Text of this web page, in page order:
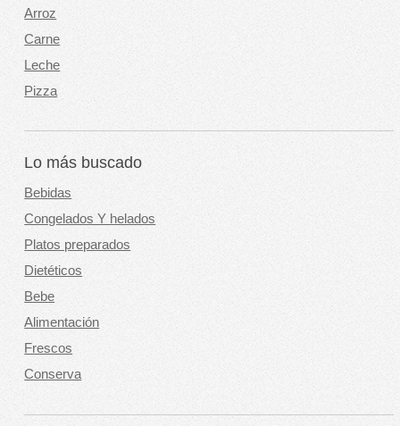
Arroz
Carne
Leche
Pizza
Lo más buscado
Bebidas
Congelados Y helados
Platos preparados
Dietéticos
Bebe
Alimentación
Frescos
Conserva